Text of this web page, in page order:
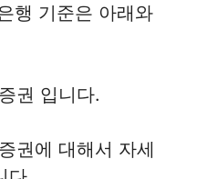
행 기준은 아래와
권 입니다.
권에 대해서 자세